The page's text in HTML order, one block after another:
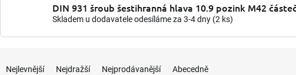
DIN 931 šroub šestihranná hlava 10.9 pozink M42
Skladem u dodavatele odesíláme za 3-4 dny (2 ks)
Nejlevnější Nejdražší Nejprodávanější Abecedně